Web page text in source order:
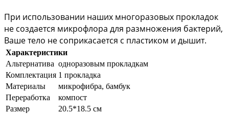
При использовании наших многоразовых прокладок
не создается микрофлора для размножения бактерий,
Ваше тело не соприкасается с пластиком и дышит.
Характеристики
Альтернатива одноразовым прокладкам
Комплектация 1 прокладка
Материалы
микрофибра, бамбук
Переработка
компост
Размер
20.5*18.5 см